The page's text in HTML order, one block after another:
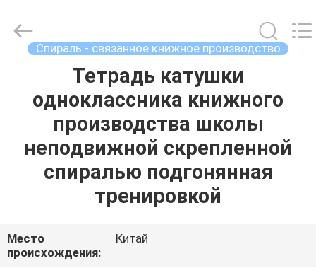
ПРОДУКТЫ
ПУТЕШЕСТВИЕ
ФАБРИКИ
printing
co.,LTD.
Спираль - связанное книжное производство
Тетрадь катушки
одноклассника книжного
производства школы
неподвижной скрепленной
спиралью подгонянная
тренировкой
Место
происхождения:
Китай